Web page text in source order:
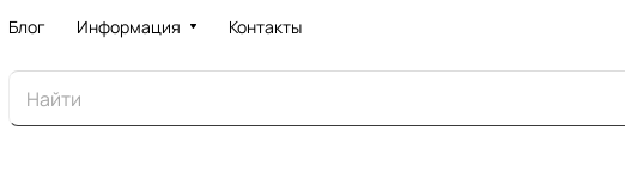
Блог Информация Контакты